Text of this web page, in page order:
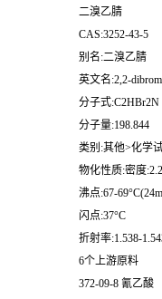
二溴乙腈
CAS:3252-43-5
别名:二溴乙腈
英文名:2,2-
分子式:C2HBr2N
分子量:198.844
类别:其他>化学
物化性质:密度
沸点:67-
闪点:37°C
折射率:1.538-
6个上游原料
372-09-8 氰乙酸